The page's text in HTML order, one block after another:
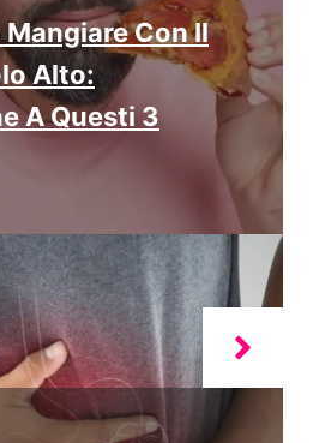
Mangiare Con Il
Alto:
A Questi 3